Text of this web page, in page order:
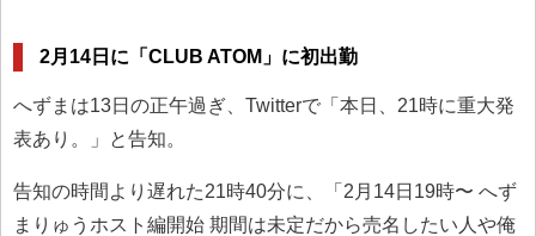
2月14日に「CLUB ATOM」に初出勤
へずまは13日の正午過ぎ、Twitterで「本日、21時に重大発
表あり。」と告知。
告知の時間より遅れた21時40分に、「2月14日19時〜 へず
まりゅうホスト編開始 期間は未定だから売名したい人や俺